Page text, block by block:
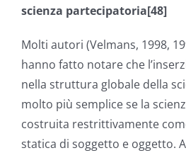
scienza partecipatoria[48]
Molti autori (Velmans, 1998,
hanno fatto notare che
nella struttura globale della
molto più semplice se la
costruita restrittivamente
statica di soggetto e oggetto.